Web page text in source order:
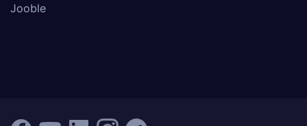
Jooble